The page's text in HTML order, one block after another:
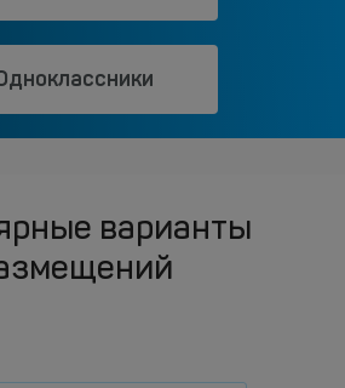
варианты